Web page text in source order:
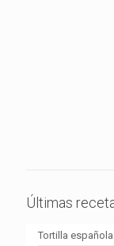
Últimas
Tortilla